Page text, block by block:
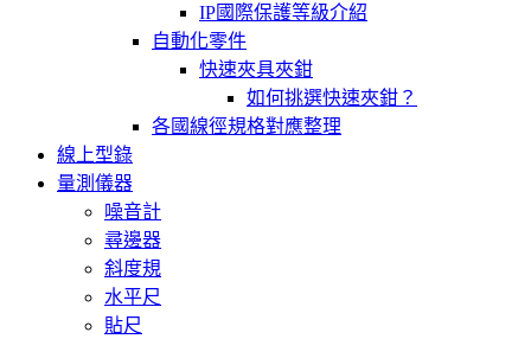
IP國際保護等級介紹
自動化零件
快速夾具夾鉗
如何挑選快速夾鉗？
各國線徑規格對應整理
線上型錄
量測儀器
噪音計
尋邊器
斜度規
水平尺
貼尺